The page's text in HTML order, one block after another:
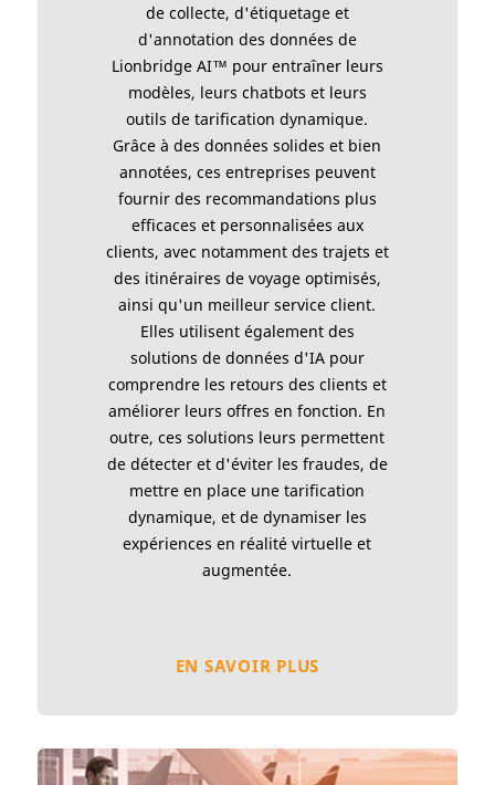
de collecte, d'étiquetage et
d'annotation des données de
Lionbridge AI™ pour entraîner leurs
modèles, leurs chatbots et leurs
outils de tarification dynamique.
Grâce à des données solides et bien
annotées, ces entreprises peuvent
fournir des recommandations plus
efficaces et personnalisées aux
clients, avec notamment des trajets et
des itinéraires de voyage optimisés,
ainsi qu'un meilleur service client.
Elles utilisent également des
solutions de données d'IA pour
comprendre les retours des clients et
améliorer leurs offres en fonction. En
outre, ces solutions leurs permettent
de détecter et d'éviter les fraudes, de
mettre en place une tarification
dynamique, et de dynamiser les
expériences en réalité virtuelle et
augmentée.
EN SAVOIR PLUS